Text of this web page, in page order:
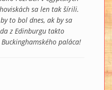
sa len tak šírili.
to bol dnes, ak by sa
z Edinburgu takto
paláca!